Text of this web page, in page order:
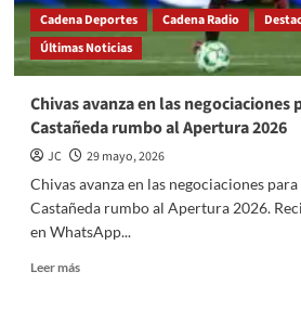
TransformARTE;
habrá
música
cine,
danza,
talleres
mucho
más
Cadena Deportes Cadena Radio
Últimas Noticias
Chivas avanza en las negociaciones
Castañeda rumbo al Apertura 2026
JC
29 mayo, 2026
Chivas avanza en las negociaciones
Castañeda rumbo al Apertura 2026.
en WhatsApp...
Leer másRead